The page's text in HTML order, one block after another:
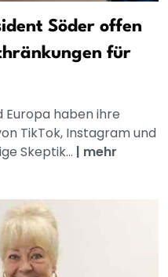
Söder offen
für
Europa haben ihre
TikTok, Instagram und
Skeptik... | mehr